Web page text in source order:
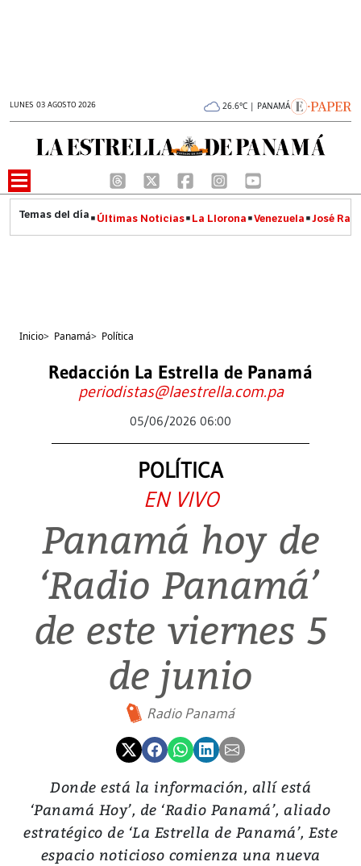
LUNES 03 AGOSTO 2026 26.6°C | PANAMÁ
Últimas Noticias La Llorona Venezuela José
Inicio> Panamá> Política
Redacción La Estrella de Panamá
periodistas@laestrella.com.pa
05/06/2026 06:00
POLÍTICA
EN VIVO
Panamá hoy de
‘Radio Panamá’
de este viernes 5
de junio
Radio Panamá
Donde está la información, allí está
‘Panamá Hoy’, de ‘Radio Panamá’, aliado
estratégico de ‘La Estrella de Panamá’, Este
espacio noticioso comienza una nueva